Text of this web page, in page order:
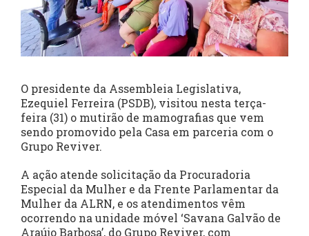
O presidente da Assembleia Legislativa,
Ezequiel Ferreira (PSDB), visitou nesta terça-
feira (31) o mutirão de mamografias que vem
sendo promovido pela Casa em parceria com o
Grupo Reviver.
A ação atende solicitação da Procuradoria
Especial da Mulher e da Frente Parlamentar da
Mulher da ALRN, e os atendimentos vêm
ocorrendo na unidade móvel ‘Savana Galvão de
Araújo Barbosa’, do Grupo Reviver, com